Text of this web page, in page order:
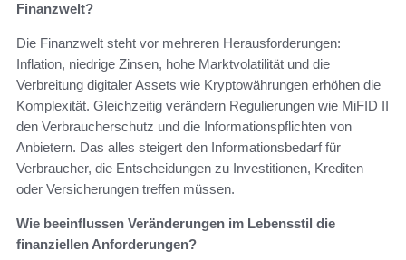
Finanzwelt?
Die Finanzwelt steht vor mehreren Herausforderungen:
Inflation, niedrige Zinsen, hohe Marktvolatilität und die
Verbreitung digitaler Assets wie Kryptowährungen erhöhen die
Komplexität. Gleichzeitig verändern Regulierungen wie MiFID II
den Verbraucherschutz und die Informationspflichten von
Anbietern. Das alles steigert den Informationsbedarf für
Verbraucher, die Entscheidungen zu Investitionen, Krediten
oder Versicherungen treffen müssen.
Wie beeinflussen Veränderungen im Lebensstil die
finanziellen Anforderungen?